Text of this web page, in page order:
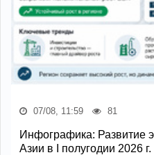
07/08, 11:59 81
Инфографика: Развитие
Азии в I полугодии 2026 г.